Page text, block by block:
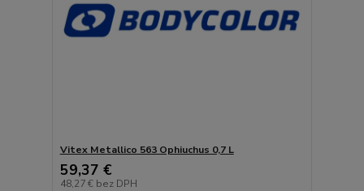
Vitex Metallico 563 Ophiuchus 0,7 L
59,37 €
48,27 € bez DPH